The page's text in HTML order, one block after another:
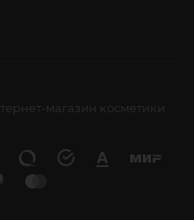
магазин косметики